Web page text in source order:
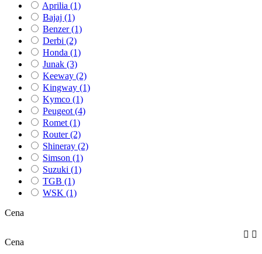
Aprilia (1)
Bajaj (1)
Benzer(1)
Derbi (2)
Honda (1)
Junak (3)
Keeway (2)
Kingway (1)
Kymco (1)
Peugeot (4)
Romet (1)
Router(2)
Shineray (2)
Simson (1)
Suzuki (1)
TGB (1)
WSK (1)
Cena
Cena
 